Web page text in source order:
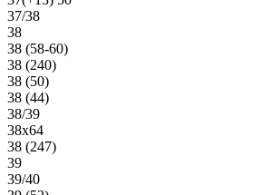
37/38
38
38 (58-60)
38 (240)
38 (50)
38 (44)
38/39
38х64
38 (247)
39
39/40